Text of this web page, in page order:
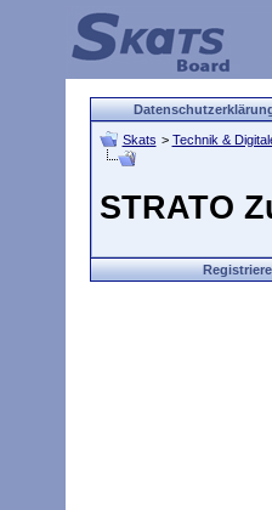
Skats > Technik &
STRATO